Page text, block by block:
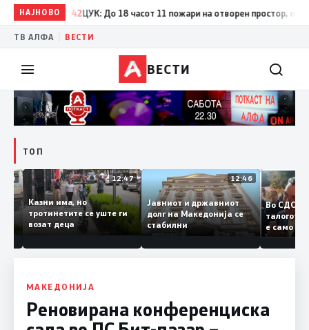
НАЈНОВО
17:42 ЦУК: До 18 часот 11 пожари на отворен простор, од кои
ТВ АЛФА ВЕСТИ
ВЕСТИ
ТОП
12:50
и
12:47
Казни има, но
тротинетите се уште ги
возат деца
12:46
Јавниот и државниот
долг на Македонија се
стабилни
Во
е само
копија
Заев
МАКЕДОНИЈА
Реновирана конференциска